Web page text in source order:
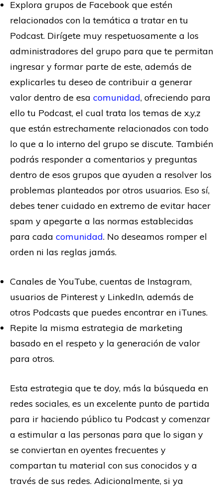
Explora grupos de Facebook que estén
relacionados con la temática a tratar en tu
Podcast. Dirígete muy respetuosamente a los
administradores del grupo para que te permitan
ingresar y formar parte de este, además de
explicarles tu deseo de contribuir a generar
valor dentro de esa comunidad, ofreciendo para
ello tu Podcast, el cual trata los temas de x,y,z
que están estrechamente relacionados con todo
lo que a lo interno del grupo se discute. También
podrás responder a comentarios y preguntas
dentro de esos grupos que ayuden a resolver los
problemas planteados por otros usuarios. Eso sí,
debes tener cuidado en extremo de evitar hacer
spam y apegarte a las normas establecidas
para cada comunidad. No deseamos romper el
orden ni las reglas jamás.
Canales de YouTube, cuentas de Instagram,
usuarios de Pinterest y LinkedIn, además de
otros Podcasts que puedes encontrar en iTunes.
Repite la misma estrategia de marketing
basado en el respeto y la generación de valor
para otros.
Esta estrategia que te doy, más la búsqueda en
redes sociales, es un excelente punto de partida
para ir haciendo público tu Podcast y comenzar
a estimular a las personas para que lo sigan y
se conviertan en oyentes frecuentes y
compartan tu material con sus conocidos y a
través de sus redes. Adicionalmente, si ya